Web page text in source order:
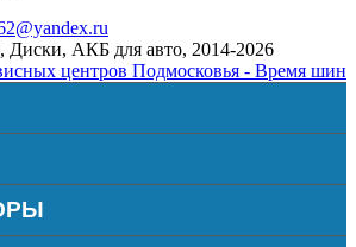
АКБ для авто, 2014-2026